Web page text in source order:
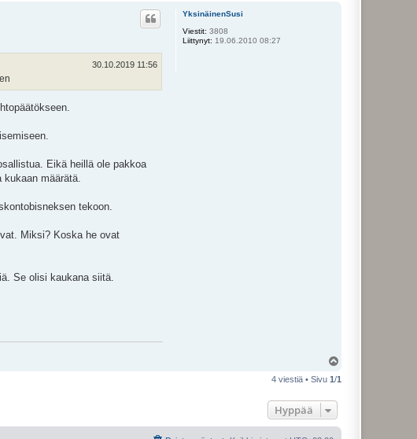
YksinäinenSusi
Viestit: 3808
Liittynyt: 19.06.2010 08:27
30.10.2019 11:56
Eikä heillä ole pakkoa
kukaan määrätä.
tekoon.
Miksi? Koska he ovat
Se olisi kaukana siitä.
ö
4 viestiä • Sivu 1/1
Hyppää